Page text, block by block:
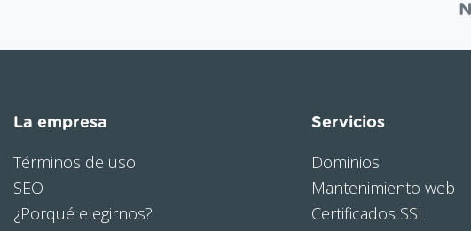
La empresa
Términos de uso
SEO
¿Porqué elegirnos?
Servicios
Dominios
Mantenimiento web
Certificados SSL